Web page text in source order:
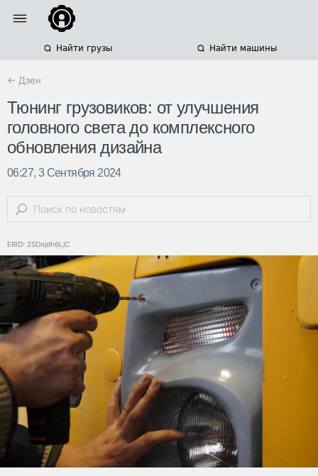
Найти грузы Найти машины
← Дзен
Тюнинг грузовиков: от улучшения
головного света до комплексного
обновления дизайна
06:27, 3 Сентября 2024
ERID: 2SDnjdh6LjC